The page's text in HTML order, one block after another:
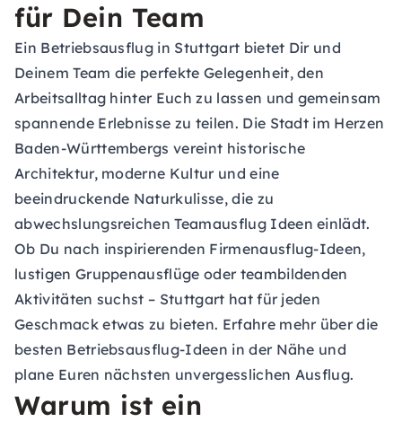
für Dein Team
Ein Betriebsausflug in Stuttgart bietet Dir und
Deinem Team die perfekte Gelegenheit, den
Arbeitsalltag hinter Euch zu lassen und gemeinsam
spannende Erlebnisse zu teilen. Die Stadt im Herzen
Baden-Württembergs vereint historische
Architektur, moderne Kultur und eine
beeindruckende Naturkulisse, die zu
abwechslungsreichen Teamausflug Ideen einlädt.
Ob Du nach inspirierenden Firmenausflug-Ideen,
lustigen Gruppenausflüge oder teambildenden
Aktivitäten suchst – Stuttgart hat für jeden
Geschmack etwas zu bieten. Erfahre mehr über die
besten Betriebsausflug-Ideen in der Nähe und
plane Euren nächsten unvergesslichen Ausflug.
Warum ist ein